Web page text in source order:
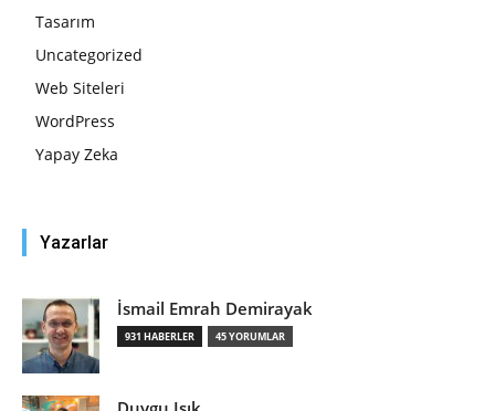
Tasarım
Uncategorized
Web Siteleri
WordPress
Yapay Zeka
Yazarlar
İsmail Emrah Demirayak
931 HABERLER 45 YORUMLAR